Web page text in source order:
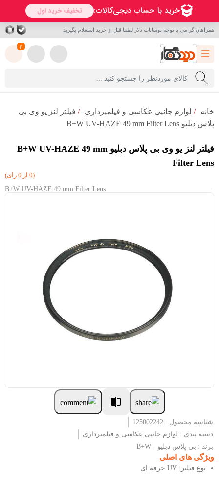
همراهان گرامی با توجه نوسانات دلار لطفا قبل از خرید استعلام بگیرید
0
خانه / لوازم جانبی عکاسی و فیلمبرداری / فیلتر لنز یو وی بی
پلاس دبلیو B+W UV-HAZE 49 mm Filter Lens
فیلتر لنز یو وی بی پلاس دبلیو B+W UV-HAZE 49 mm
Filter Lens
(0 از 0 رای)
B+W UV-HAZE 49 mm Filter Lens
شناسه محصول : 125002242
دسته بندی : لوازم جانبی عکاسی و فیلمبرداری
برند : بی پلاس دبلیو - B+W
ویژگی های اصلی
نوع فیلتر: UV حرفه ای